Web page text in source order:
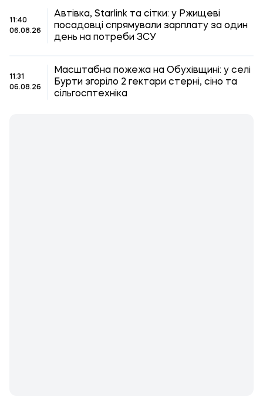
11:40
06.08.26
Автівка, Starlink та сітки: у Ржищеві
посадовці спрямували зарплату за один
день на потреби ЗСУ
11:31
06.08.26
Масштабна пожежа на Обухівщині: у селі
Бурти згоріло 2 гектари стерні, сіно та
сільгосптехніка